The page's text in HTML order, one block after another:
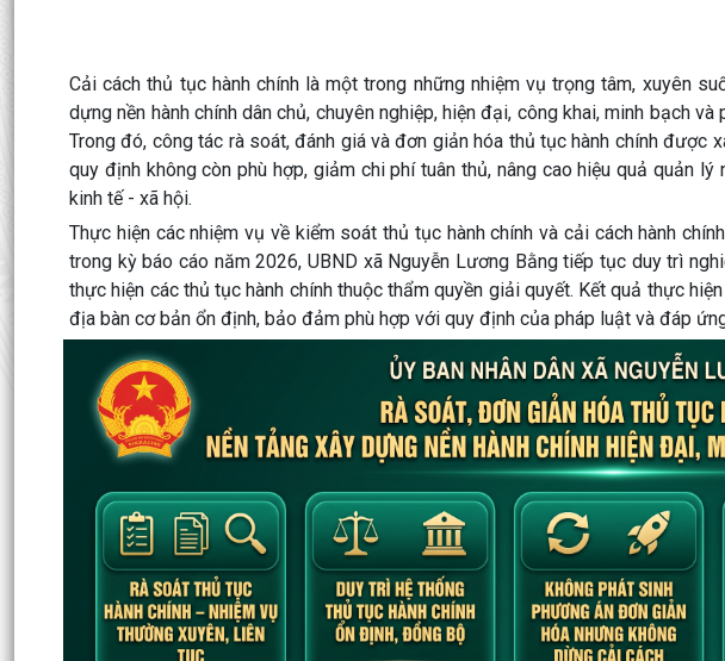
Cải cách thủ tục hành chính là một trong những nhiệm vụ trọng tâm, xuyên
dựng nền hành chính dân chủ, chuyên nghiệp, hiện đại, công khai, minh bạch
Trong đó, công tác rà soát, đánh giá và đơn giản hóa thủ tục hành chính được
quy định không còn phù hợp, giảm chi phí tuân thủ, nâng cao hiệu quả quản
kinh tế - xã hội.
Thực hiện các nhiệm vụ về kiểm soát thủ tục hành chính và cải cách hành
trong kỳ báo cáo năm 2026, UBND xã Nguyễn Lương Bằng tiếp tục duy trì
thực hiện các thủ tục hành chính thuộc thẩm quyền giải quyết. Kết quả thực
địa bàn cơ bản ổn định, bảo đảm phù hợp với quy định của pháp luật và đáp